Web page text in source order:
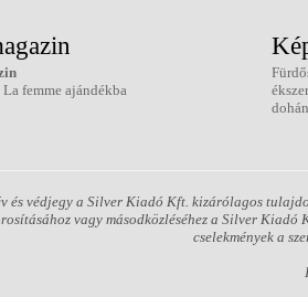
La femme ajándékba
és védjegy a Silver Kiadó Kft. kizárólagos
vagy másodközléséhez a Silver
cselekmények a